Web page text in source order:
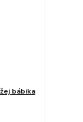
bábika